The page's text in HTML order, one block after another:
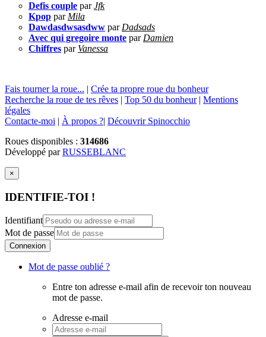
Defis couple parJfk
Kpop par Mila
Dawdasdwsasdww par Dadsads
Avec qui gregoire monte par Damien
Chiffres par Vanessa
Fais tourner la roue... | Crée ta propre roue du bonheur
Recherche la roue de tes rêves | Top 50 du bonheur| Mentions
légales
Contacte-moi | À propos ?| Découvrir Spinocchio
Roues disponibles : 314686
Développé parRUSSEBLANC
×
IDENTIFIE-TOI !
Identifiant
Mot de passe
Connexion
Mot de passe oublié ?
Entre ton adresse e-mail afin de recevoir ton nouveau
mot de passe.
Adresse e-mail